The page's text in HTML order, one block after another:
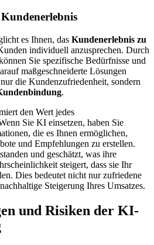
es Ihnen, das Kundenerlebnis zu
individuell anzusprechen. Durch
Sie spezifische Bedürfnisse und
maßgeschneiderte Lösungen
die Kundenzufriedenheit, sondern
.
den Wert jedes
Sie KI einsetzen, haben Sie
die es Ihnen ermöglichen,
und Empfehlungen zu erstellen.
und geschätzt, was ihre
steigert, dass sie Ihr
Dies bedeutet nicht nur zufriedene
Steigerung Ihres Umsatzes.
und Risiken der KI-